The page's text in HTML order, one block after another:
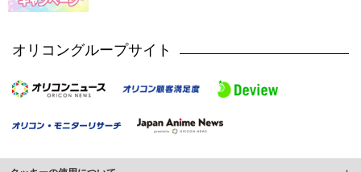
オリコングループサイト